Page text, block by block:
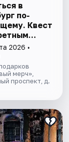
в
по-
Квест
2026 •
мерч»,
проспект, д.